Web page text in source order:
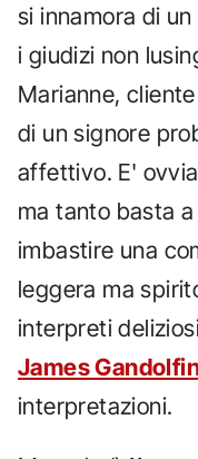
si innamora di
i giudizi non
Marianne,
di un signore
affettivo. E'
ma tanto basta
imbastire una
leggera ma
interpreti
James
interpretazioni.